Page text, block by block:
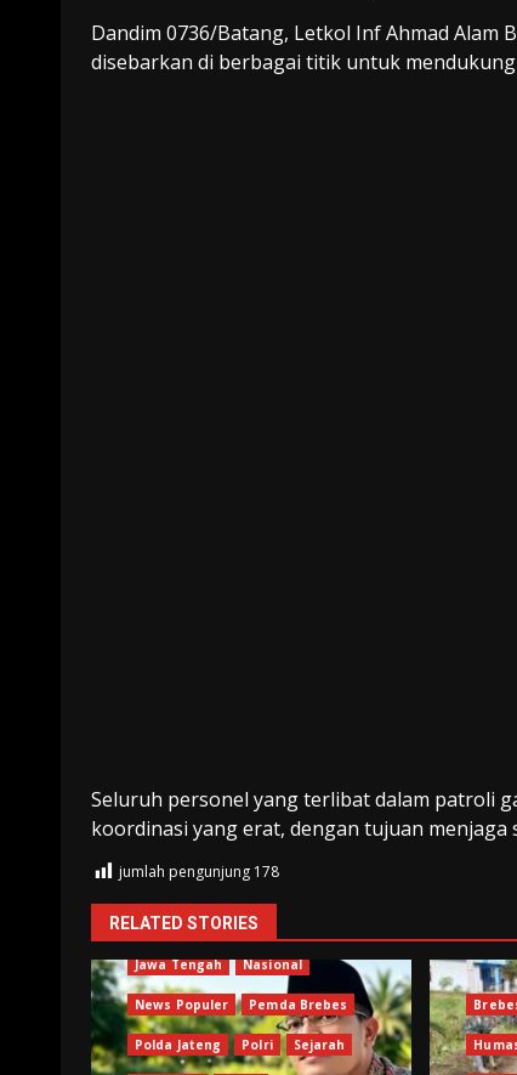
Dandim 0736/Batang, Letkol Inf Ahmad Alam
disebarkan di berbagai titik untuk
Seluruh personel yang terlibat dalam patroli
koordinasi yang erat, dengan tujuan menjaga
jumlah pengunjung 178
RELATED STORIES
Brebes Humas Polri
Jawa Tengah Nasional
News Populer Pemda Brebes
Polda Jateng Polri Sejarah